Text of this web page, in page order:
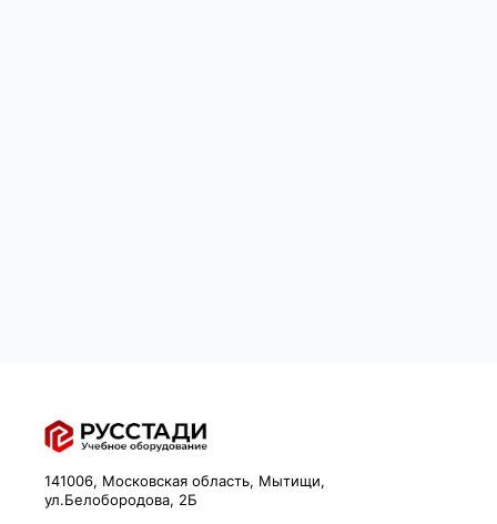
141006, Московская область, Мытищи,
ул.Белобородова, 2Б